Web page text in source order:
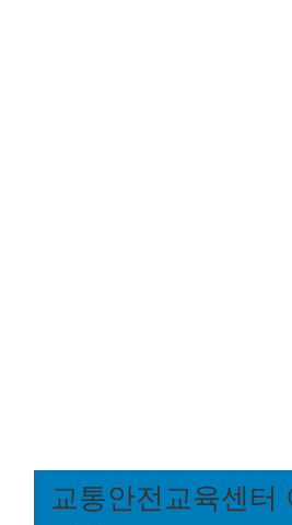
교통안전교육센터